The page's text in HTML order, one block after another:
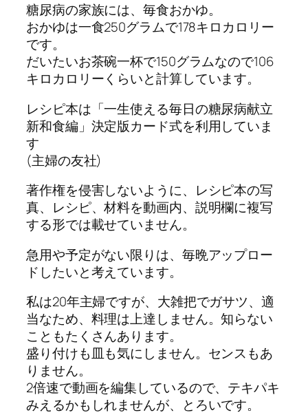
糖尿病の家族には、毎食おかゆ。
おかゆは一食250グラムで178キロカロリー
です。
だいたいお茶碗一杯で150グラムなので106
キロカロリーくらいと計算しています。
レシピ本は「一生使える毎日の糖尿病献立
新和食編」決定版カード式を利用していま
す
(主婦の友社)
著作権を侵害しないように、レシピ本の写
真、レシピ、材料を動画内、説明欄に複写
する形では載せていません。
急用や予定がない限りは、毎晩アップロー
ドしたいと考えています。
私は20年主婦ですが、大雑把でガサツ、適
当なため、料理は上達しません。知らない
こともたくさんあります。
盛り付けも皿も気にしません。センスもあ
りません。
2倍速で動画を編集しているので、テキパキ
みえるかもしれませんが、とろいです。